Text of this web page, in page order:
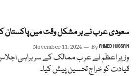
سعودی عرب نے ہر مشکل وقت میں پاکستان کا
November 11, 2024 ByAHMED HUSSAIN
وزیر اعظم نے عرب ممالک کے سربراہی
قیادت کو خراج تحسین پیش کیا۔